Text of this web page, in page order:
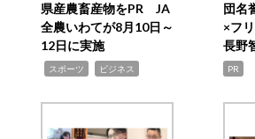
県産農畜産物をPR JA
全農いわてが8月10日～
12日に実施
スポーツ ビジネス
団名
×フ
長野
PR